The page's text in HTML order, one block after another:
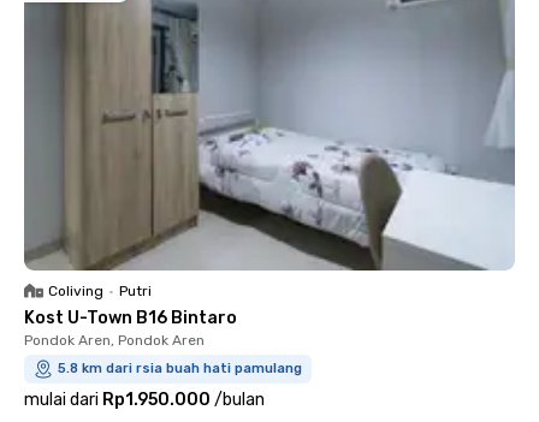
Coliving • Putri
Kost U-Town B16 Bintaro
Pondok Aren, Pondok Aren
5.8 km dari rsia buah hati pamulang
mulai dari Rp1.950.000 /bulan